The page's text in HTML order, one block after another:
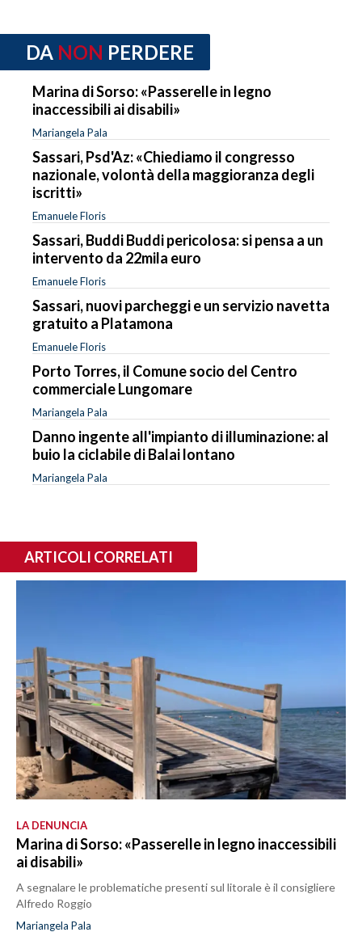
DA NON PERDERE
Marina di Sorso: «Passerelle in legno
inaccessibili ai disabili»
Mariangela Pala
Sassari, Psd'Az: «Chiediamo il congresso
nazionale, volontà della maggioranza degli
iscritti»
Emanuele Floris
Sassari, Buddi Buddi pericolosa: si pensa a un
intervento da 22mila euro
Emanuele Floris
Sassari, nuovi parcheggi e un servizio navetta
gratuito a Platamona
Emanuele Floris
Porto Torres, il Comune socio del Centro
commerciale Lungomare
Mariangela Pala
Danno ingente all'impianto di illuminazione: al
buio la ciclabile di Balai lontano
Mariangela Pala
ARTICOLI CORRELATI
LA DENUNCIA
Marina di Sorso: «Passerelle in legno inaccessibili
ai disabili»
A segnalare le problematiche presenti sul litorale è il consigliere
Alfredo Roggio
Mariangela Pala